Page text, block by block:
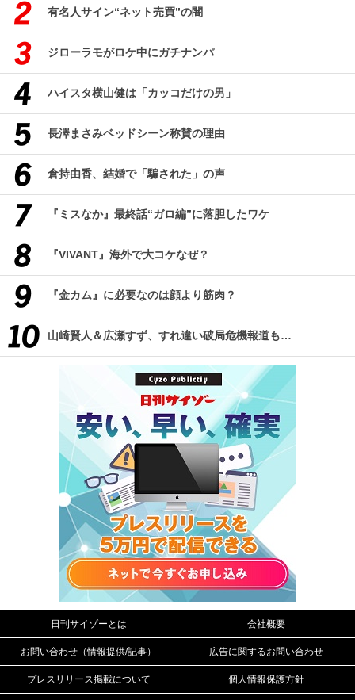
有名人サイン“ネット売買”の闇
ジローラモがロケ中にガチナンパ
ハイスタ横山健は「カッコだけの男」
長澤まさみベッドシーン称賛の理由
倉持由香、結婚で「騙された」の声
『ミスなか』最終話“ガロ編”に落胆したワケ
『VIVANT』海外で大コケなぜ？
『金カム』に必要なのは顔より筋肉？
山崎賢人＆広瀬すず、すれ違い破局危機報道も…
日刊サイゾーとは 会社概要
お問い合わせ（情報提供/記事） 広告に関するお問い合わせ
プレスリリース掲載について 個人情報保護方針